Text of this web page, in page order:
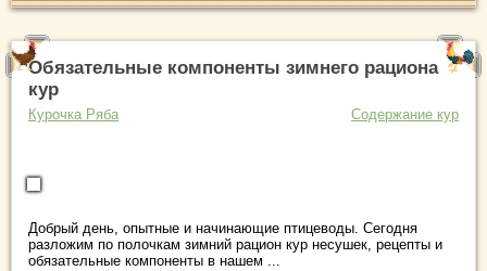
Обязательные компоненты зимнего рациона
кур
Курочка Ряба Содержание кур
Добрый день, опытные и начинающие птицеводы. Сегодня
разложим по полочкам зимний рацион кур несушек, рецепты и
обязательные компоненты в нашем ...